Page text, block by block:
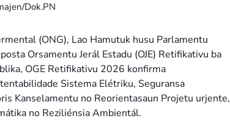
Dok.PN
(ONG), Lao Hamutuk husu Parlamentu
Orsamentu Jerál Estadu (OJE) Retifikativu ba
OGE Retifikativu 2026 konfirma
Sistema Elétriku, Seguransa
Kanselamentu no Reorientasaun Projetu urjente,
no Reziliénsia Ambientál.